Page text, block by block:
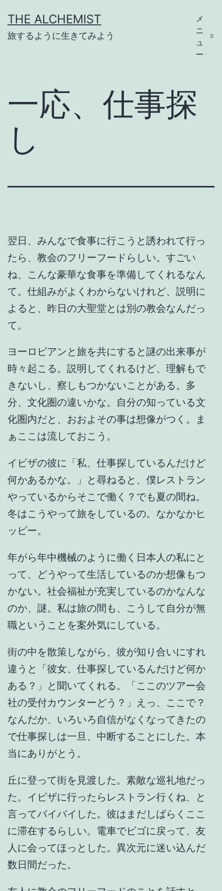
ン
テ
THE ALCHEMIST
旅するように生きてみよう
メ
ニ
ュ
ー
一応、仕事探
し
翌日、みんなで食事に行こうと誘われて行っ
たら、教会のフリーフードらしい。すごい
ね、こんな豪華な食事を準備してくれるなん
て。仕組みがよくわからないけれど、説明に
よると、昨日の大聖堂とは別の教会なんだっ
て。
ヨーロピアンと旅を共にすると謎の出来事が
時々起こる。説明してくれるけど、理解もで
きないし、察しもつかないことがある。多
分、文化圏の違いかな。自分の知っている文
化圏内だと、おおよその事は想像がつく。ま
ぁここは流しておこう。
イビザの彼に「私、仕事探しているんだけど
何かあるかな。」と尋ねると、僕レストラン
やっているからそこで働く？でも夏の間ね。
冬はこうやって旅をしているの。なかなかヒ
ッピー。
年がら年中機械のように働く日本人の私にと
って、どうやって生活しているのか想像もつ
かない。社会福祉が充実しているのかなんな
のか、謎。私は旅の間も、こうして自分が無
職ということを案外気にしている。
街の中を散策しながら、彼が知り合いにすれ
違うと「彼女、仕事探しているんだけど何か
ある？」と聞いてくれる。「ここのツアー会
社の受付カウンターどう？」えっ、ここで？
なんだか、いろいろ自信がなくなってきたの
で仕事探しは一旦、中断することにした。本
当にありがとう。
丘に登って街を見渡した。素敵な巡礼地だっ
た。イビザに行ったらレストラン行くね、と
言ってバイバイした。彼はまだしばらくここ
に滞在するらしい。電車でビゴに戻って、友
人に会ってほっとした。異次元に迷い込んだ
数日間だった。